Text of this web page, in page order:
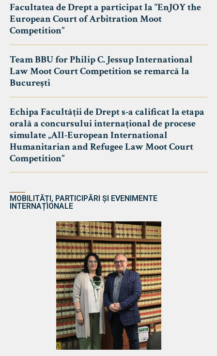
Facultatea de Drept a participat la “EnJOY the
European Court of Arbitration Moot
Competition”
Team BBU for Philip C. Jessup International
Law Moot Court Competition se remarcă la
București
Echipa Facultății de Drept s-a calificat la etapa
orală a concursului internațional de procese
simulate „All-European International
Humanitarian and Refugee Law Moot Court
Competition”
MOBILITĂȚI, PARTICIPĂRI ȘI EVENIMENTE
INTERNAȚIONALE